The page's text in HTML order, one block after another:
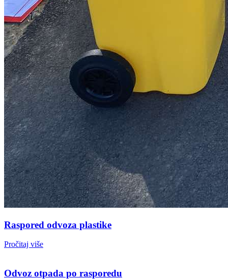
Raspored odvoza plastike
Pročitaj više
Odvoz otpada po rasporedu